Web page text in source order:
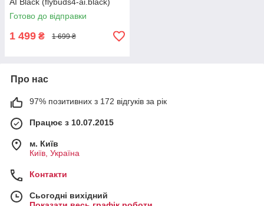
AI Black (flybuds4-ai.black)
Готово до відправки
1 499 ₴ 1 699 ₴
Про нас
97% позитивних з 172 відгуків за рік
Працює з 10.07.2015
м. Київ
Київ, Україна
Контакти
Сьогодні вихідний